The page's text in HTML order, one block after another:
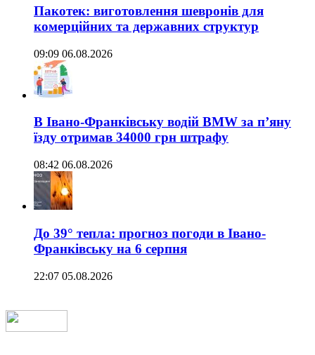
Пакотек: виготовлення шевронів для
комерційних та державних структур
09:09 06.08.2026
В Івано-Франківську водій BMW за п’яну
їзду отримав 34000 грн штрафу
08:42 06.08.2026
До 39° тепла: прогноз погоди в Івано-
Франківську на 6 серпня
22:07 05.08.2026